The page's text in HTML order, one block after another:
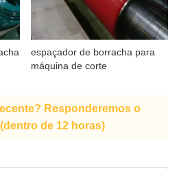
espaçador de borracha para
máquina de corte
Responderemos o
de 12 horas)